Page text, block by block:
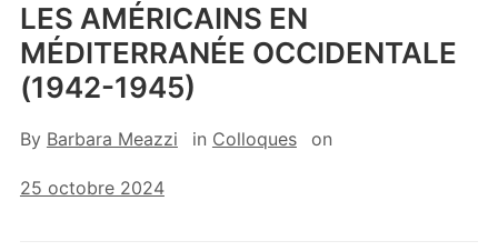
LES AMÉRICAINS EN
MÉDITERRANÉE OCCIDENTALE
(1942-1945)
By Barbara Meazzi in Colloques on
25 octobre 2024